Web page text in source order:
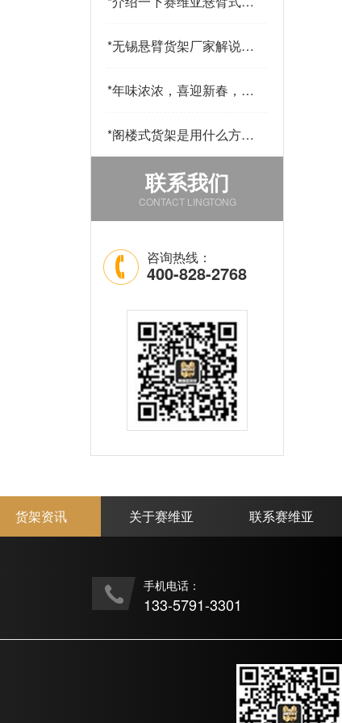
*无锡悬臂货架厂家解说悬
*年味浓浓，喜迎新春，公
*阁楼式货架是用什么方法
改善仓库中的环境的
联系我们
CONTACT LINGTONG
咨询热线：
400-828-2768
货架资讯 关于赛维亚 联系赛维亚
手机电话：
133-5791-3301